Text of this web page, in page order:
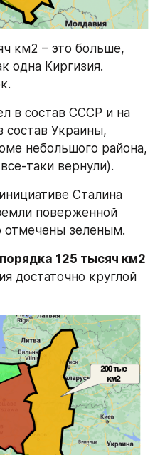
км2 – это больше,
одна Киргизия.
в состав СССР и на
состав Украины,
небольшого района,
таки вернули).
Сталина
поверженной
отмечены зеленым.
порядка 125 тысяч км2
достаточно круглой